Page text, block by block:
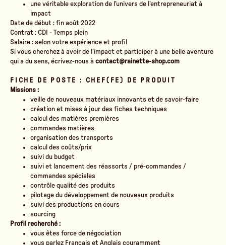
une véritable exploration de l’univers de l'entrepreneuriat à
impact
Date de début : fin août 2022
Contrat : CDI - Temps plein
Salaire : selon votre expérience et profil
Si vous cherchez à avoir de l’impact et participer à une belle aventure
qui a du sens, écrivez-nous à contact@rainette-shop.com
FICHE DE POSTE : CHEF(FE) DE PRODUIT
Missions :
veille de nouveaux matériaux innovants et de savoir-faire
création et mises à jour des fiches techniques
calcul des matières premières
commandes matières
organisation des transports
calcul des coûts/prix
suivi du budget
suivi et lancement des réassorts / pré-commandes /
commandes spéciales
contrôle qualité des produits
pilotage du développement de nouveaux produits
suivi des productions en cours
sourcing
Profil recherché :
vous êtes force de négociation
vous parlez Français et Anglais couramment